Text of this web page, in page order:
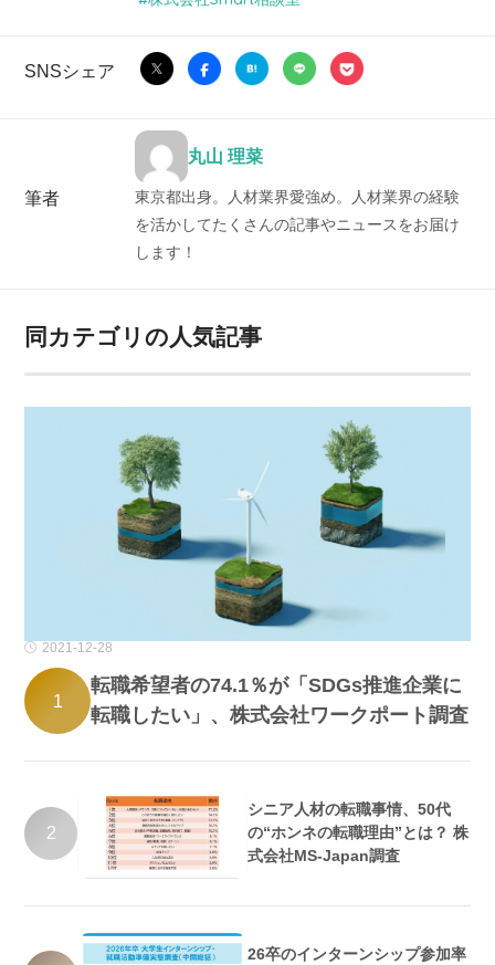
SNSシェア
筆者
丸山 理菜
東京都出身。人材業界愛強め。人材業界の経験
を活かしてたくさんの記事やニュースをお届け
します！
同カテゴリの人気記事
2021-12-28
1
転職希望者の74.1％が「SDGs推進企業に
転職したい」、株式会社ワークポート調査
2
シニア人材の転職事情、50代
の“ホンネの転職理由”とは？ 株
式会社MS-Japan調査
26卒のインターンシップ参加率